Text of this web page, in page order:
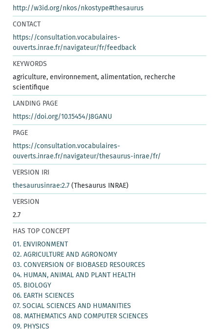
http://w3id.org/nkos/nkostype#thesaurus
CONTACT
https://consultation.vocabulaires-
ouverts.inrae.fr/navigateur/fr/feedback
KEYWORDS
agriculture, environnement, alimentation, recherche
scientifique
LANDING PAGE
https://doi.org/10.15454/J8GANU
PAGE
https://consultation.vocabulaires-
ouverts.inrae.fr/navigateur/thesaurus-inrae/fr/
VERSION IRI
thesaurusinrae:2.7 (Thesaurus INRAE)
VERSION
2.7
HAS TOP CONCEPT
01. ENVIRONMENT
02. AGRICULTURE AND AGRONOMY
03. CONVERSION OF BIOBASED RESOURCES
04. HUMAN, ANIMAL AND PLANT HEALTH
05. BIOLOGY
06. EARTH SCIENCES
07. SOCIAL SCIENCES AND HUMANITIES
08. MATHEMATICS AND COMPUTER SCIENCES
09. PHYSICS